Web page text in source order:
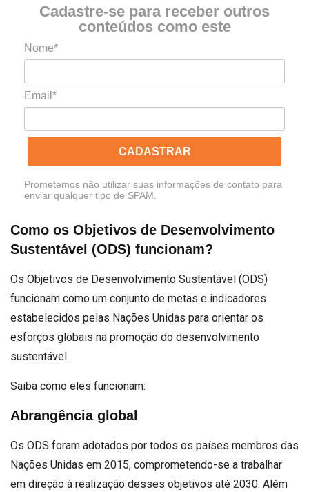
Cadastre-se para receber outros
conteúdos como este
Nome*
Email*
CADASTRAR
Prometemos não utilizar suas informações de contato para
enviar qualquer tipo de SPAM.
Como os Objetivos de Desenvolvimento
Sustentável (ODS) funcionam?
Os Objetivos de Desenvolvimento Sustentável (ODS)
funcionam como um conjunto de metas e indicadores
estabelecidos pelas Nações Unidas para orientar os
esforços globais na promoção do desenvolvimento
sustentável.
Saiba como eles funcionam:
Abrangência global
Os ODS foram adotados por todos os países membros das
Nações Unidas em 2015, comprometendo-se a trabalhar
em direção à realização desses objetivos até 2030. Além